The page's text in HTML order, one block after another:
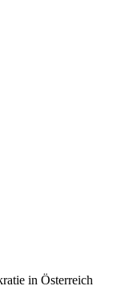
in Österreich